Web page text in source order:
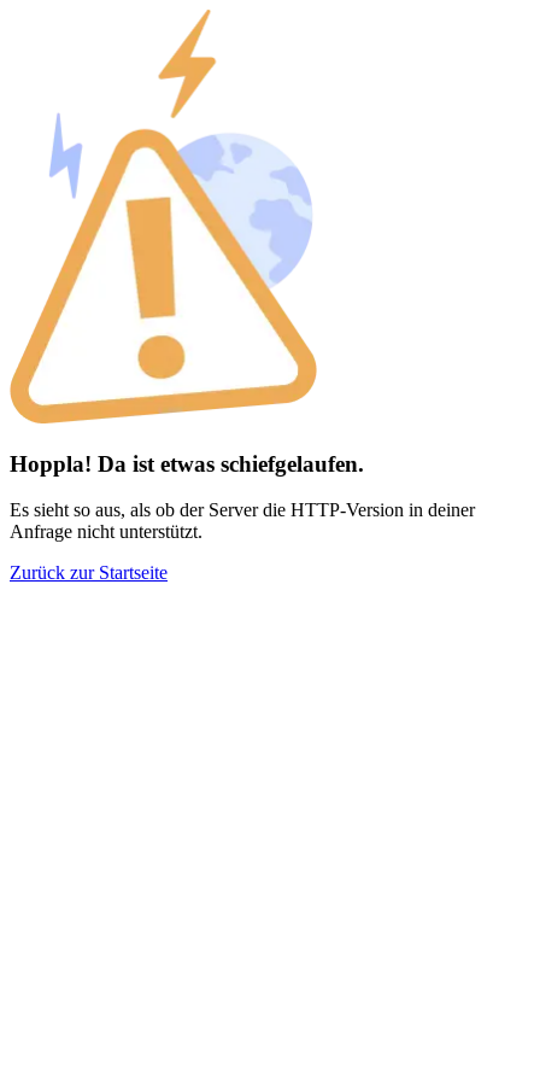
Hoppla! Da ist etwas schiefgelaufen.
Es sieht so aus, als ob der Server die HTTP-Version in deiner
Anfrage nicht unterstützt.
Zurück zur Startseite